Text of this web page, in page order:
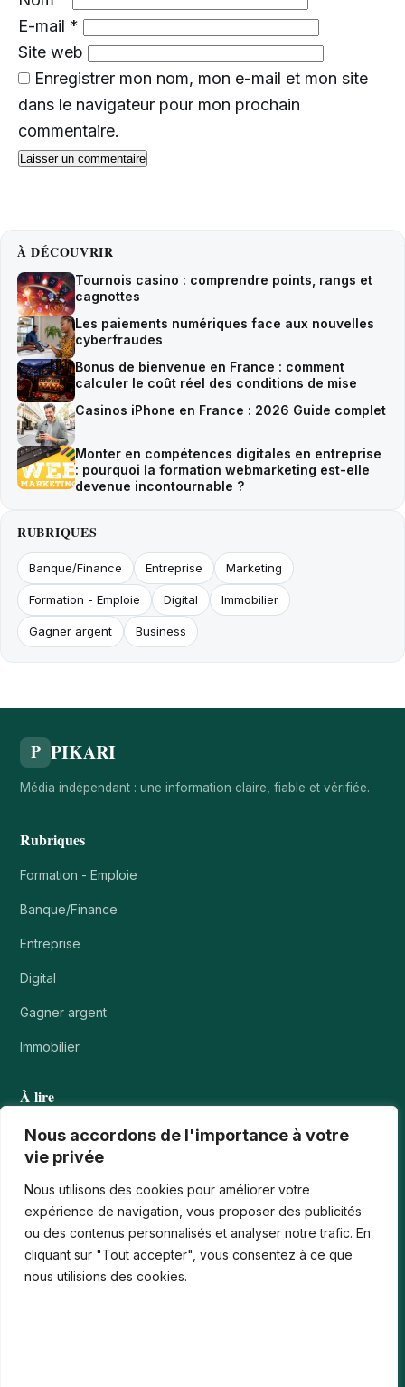
Nous accordons de l'importance à votre
vie privée
Nous utilisons des cookies pour améliorer votre
expérience de navigation, vous proposer des publicités
ou des contenus personnalisés et analyser notre trafic. En
cliquant sur "Tout accepter", vous consentez à ce que
nous utilisions des cookies.
E-mail *
Site web
Enregistrer mon nom, mon e-mail et mon site
dans le navigateur pour mon prochain
commentaire.
À DÉCOUVRIR
Tournois casino : comprendre points, rangs et
cagnottes
Les paiements numériques face aux nouvelles
cyberfraudes
Bonus de bienvenue en France : comment
calculer le coût réel des conditions de mise
Casinos iPhone en France : 2026 Guide complet
Monter en compétences digitales en entreprise
: pourquoi la formation webmarketing est-elle
devenue incontournable ?
RUBRIQUES
Banque/Finance Entreprise Marketing
Formation - Emploie Digital Immobilier
Gagner argent Business
P PIKARI
Média indépendant : une information claire, fiable et vérifiée.
Rubriques
Formation - Emploie
Banque/Finance
Entreprise
Digital
Gagner argent
Immobilier
À lire
Tournois casino : comprendre points, rangs et…
Les paiements numériques face aux nouvelles cyberfraudes
Bonus de bienvenue en France : comment…
Casinos iPhone en France : 2026 Guide…
Monter en compétences digitales en entreprise :…